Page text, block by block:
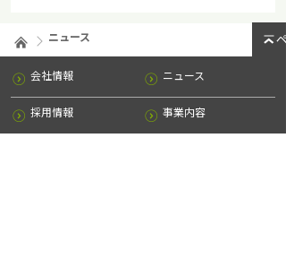
ニュース
会社情報 ニュース
採用情報 事業内容